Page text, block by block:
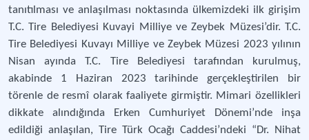
tanıtılması ve anlaşılması noktasında ülkemizdeki ilk girişim
T.C. Tire Belediyesi Kuvayi Milliye ve Zeybek Müzesi’dir. T.C.
Tire Belediyesi Kuvayı Milliye ve Zeybek Müzesi 2023 yılının
Nisan ayında T.C. Tire Belediyesi tarafından kurulmuş,
akabinde 1 Haziran 2023 tarihinde gerçekleştirilen bir
törenle de resmî olarak faaliyete girmiştir. Mimari özellikleri
dikkate alındığında Erken Cumhuriyet Dönemi’nde inşa
edildiği anlaşılan, Tire Türk Ocağı Caddesi’ndeki “Dr. Nihat